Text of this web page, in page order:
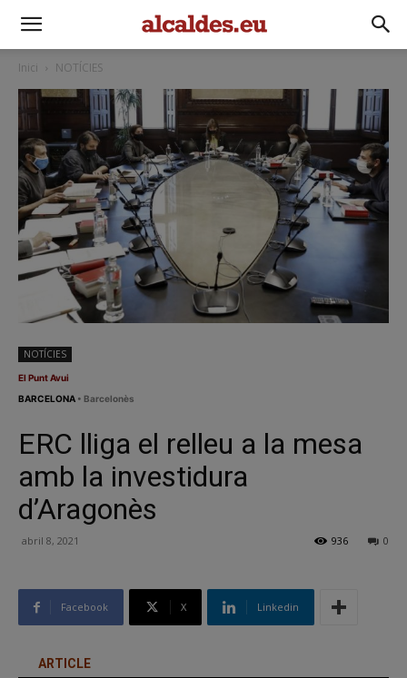
Inici NOTÍCIES
NOTÍCIES
El Punt Avui
BARCELONA • Barcelonès
ERC lliga el relleu a la mesa
amb la investidura
d’Aragonès
abril 8, 2021 0
936
Facebook X Linkedin
ARTICLE